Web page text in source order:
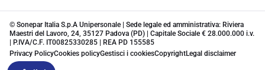
© Sonepar Italia S.p.A Unipersonale | Sede legale ed amministrativa: Riviera
Maestri del Lavoro, 24, 35127 Padova (PD) | Capitale Sociale € 28.000.000 i.v.
| P.IVA/C.F. IT00825330285 | REA PD 155585
Privacy PolicyCookies policyGestisci i cookiesCopyrightLegal disclaimer